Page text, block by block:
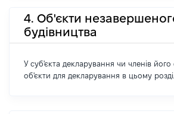
4. Об'єкти
будівництва
У суб'єкта декларування чи членів його
об'єкти для декларування в цьому